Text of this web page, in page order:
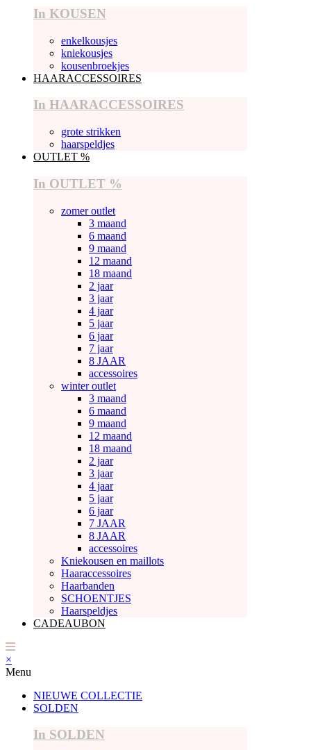
In KOUSEN
enkelkousjes
kniekousjes
kousenbroekjes
HAARACCESSOIRES
In HAARACCESSOIRES
grote strikken
haarspeldjes
OUTLET %
In OUTLET %
zomer outlet
3 maand
6 maand
9 maand
12 maand
18 maand
2 jaar
3 jaar
4 jaar
5 jaar
6 jaar
7 jaar
8 JAAR
accessoires
winter outlet
3 maand
6 maand
9 maand
12 maand
18 maand
2 jaar
3 jaar
4 jaar
5 jaar
6 jaar
7 JAAR
8 JAAR
accessoires
Kniekousen en maillots
Haaraccessoires
Haarbanden
SCHOENTJES
Haarspeldjes
CADEAUBON
×
Menu
NIEUWE COLLECTIE
SOLDEN
In SOLDEN